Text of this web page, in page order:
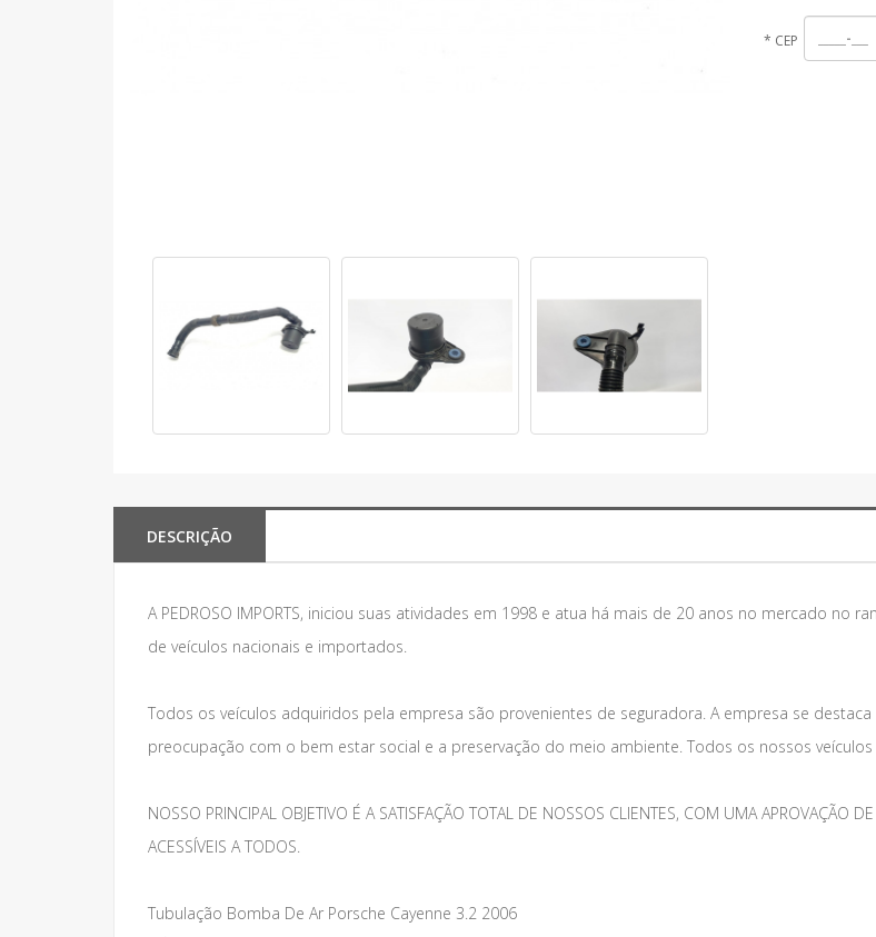
* CEP
DESCRIÇÃO
A PEDROSO IMPORTS, iniciou suas atividades em 1998 e atua há mais de 20 anos no mercado
de veículos nacionais e importados.
Todos os veículos adquiridos pela empresa são provenientes de seguradora. A empresa se
preocupação com o bem estar social e a preservação do meio ambiente. Todos os nossos
NOSSO PRINCIPAL OBJETIVO É A SATISFAÇÃO TOTAL DE NOSSOS CLIENTES, COM UMA APROVAÇÃO
ACESSÍVEIS A TODOS.
Tubulação Bomba De Ar Porsche Cayenne 3.2 2006